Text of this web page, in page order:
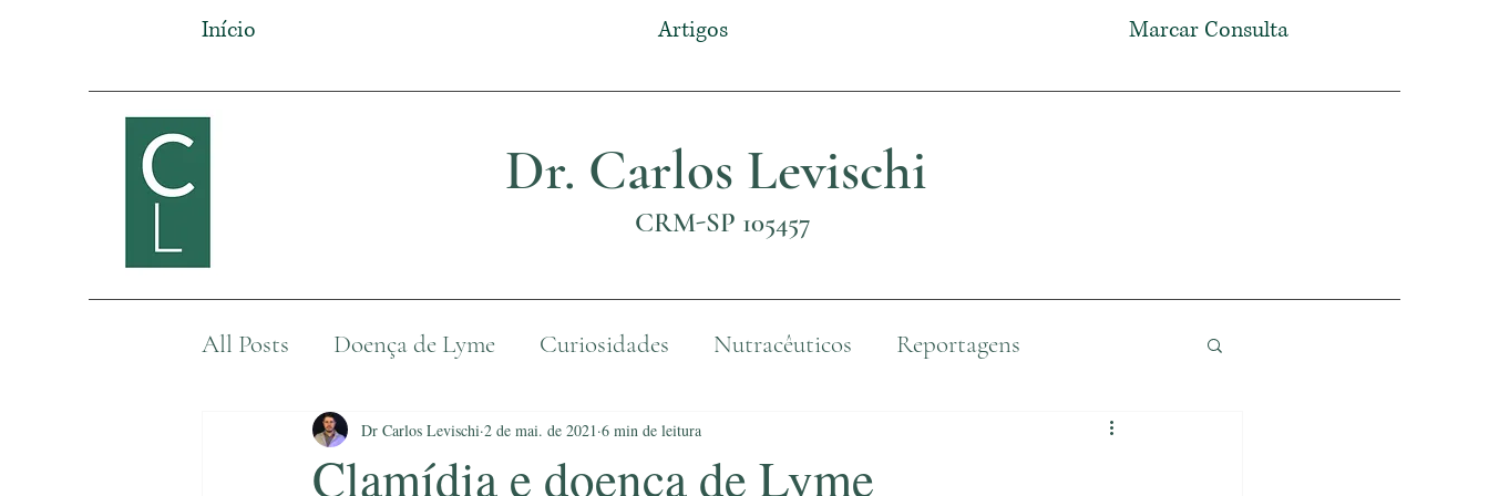
Início Artigos Marcar Consulta
Dr. Carlos Levischi
CRM-SP 105457
All Posts Doença de Lyme Curiosidades Nutracêuticos Reportagens
Outras doenças
Clamídia e doença de Lyme
Dr Carlos Levischi 2 de mai. de 2021 6 min de leitura